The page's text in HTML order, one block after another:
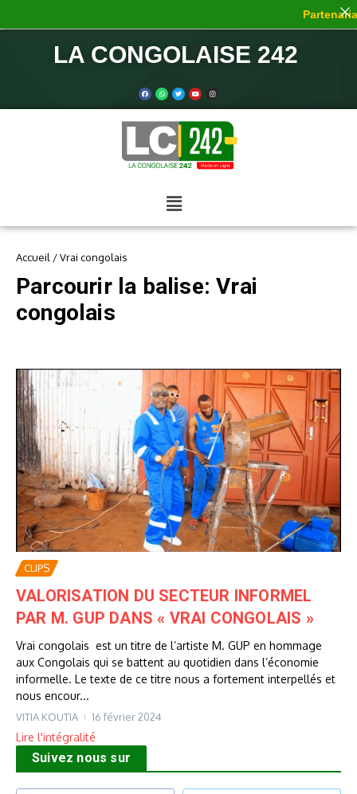
LA CONGOLAISE 242
Accueil /Vrai congolais
Parcourir la balise: Vrai
congolais
CLIPS
VALORISATION DU SECTEUR INFORMEL
PAR M. GUP DANS « VRAI CONGOLAIS »
Vrai congolais est un titre de l’artiste M. GUP en hommage
aux Congolais qui se battent au quotidien dans l’économie
informelle. Le texte de ce titre nous a fortement interpellés et
nous encour...
VITIA KOUTIA 16 février 2024
Lire l'intégralité
Suivez nous sur